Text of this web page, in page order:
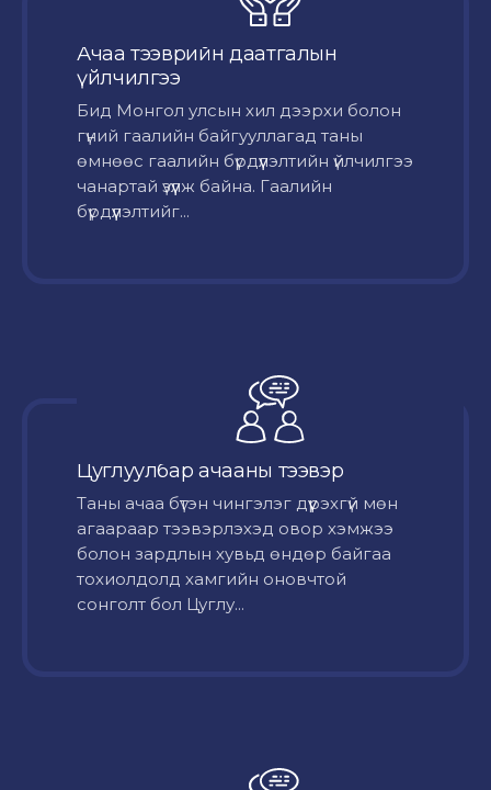
Ачаа тээврийн даатгалын
үйлчилгээ
Бид Монгол улсын хил дээрхи болон
гүний гаалийн байгууллагад таны
өмнөөс гаалийн бүрдүүлэлтийн үйлчилгээ
чанартай үзүүлж байна. Гаалийн
бүрдүүлэлтийг...
Цуглуулбар ачааны тээвэр
Таны ачаа бүтэн чингэлэг дүүрэхгүй мөн
агаараар тээвэрлэхэд овор хэмжээ
болон зардлын хувьд өндөр байгаа
тохиолдолд хамгийн оновчтой
сонголт бол Цуглу...